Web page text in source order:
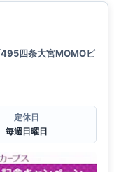
四条大宮MOMOビ
定休日
毎週日曜日